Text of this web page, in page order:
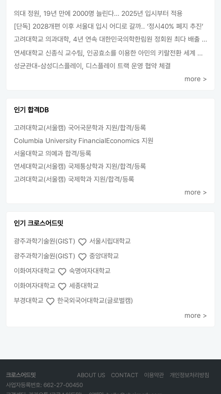
의대 정원, 19년 만에 2000명 늘린다… 2025년 입시부터 적용
[단독] 2028개편 이후 서울대 입시 어디로 갈까.. ‘정시40% 폐지 추진’
고려대학교 의과대학, 4년 연속 대한민국의학한림원 정회원 최다 배출 外
연세대학교 신종식 교수팀, 인공효소를 이용한 아민의 키랄전환 세계 최초로 성공
성균관대-삼성디스플레이, 디스플레이 트랙 운영 협약 체결
more >
인기 합격DB
고려대학교(서울캠) 국어국문학과 지원/합격/등록
Columbia University FinancialEconomics 지원
서울대학교 의예과 합격/등록
연세대학교(서울캠) 국제통상학과 지원/합격/등록
고려대학교(서울캠) 국제학과 지원/합격/등록
more >
인기 크로스어드밋
광주과학기술원(GIST)
서울시립대학교
광주과학기술원(GIST)
중앙대학교
이화여자대학교
숙명여자대학교
이화여자대학교
세종대학교
부경대학교
한국외국어대학교(글로벌캠)
more >
크로스어드밋 개인정보처리방침
이용약관
CONTACT
ABOUT US
사업자등록번호: 662-27-00450